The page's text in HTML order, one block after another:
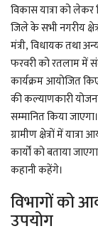
Language
English Hiindi
विकास यात्रा को लेकर
जिले के सभी नगरीय
मंत्री, विधायक तथा
फरवरी को रतलाम में
कार्यक्रम आयोजित
की कल्याणकारी
सम्मानित किया
ग्रामीण क्षेत्रों में
कार्यों को बताया
कहानी कहेंगे।
विभागों को
उपयोग